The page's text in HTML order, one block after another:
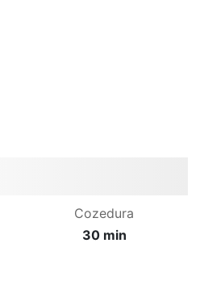
Cozedura
30 min